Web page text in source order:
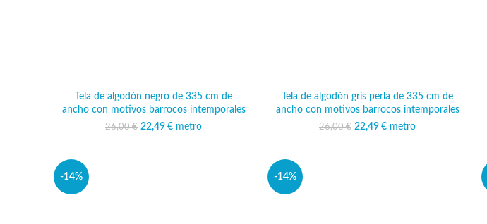
Tela de algodón negro de 335 cm de
ancho con motivos barrocos intemporales
26,00€
El precio original era:
22,49 €
El precio actual
metro
Tela de algodón gris perla de 335 cm de
ancho con motivos barrocos intemporales
26,00€
El precio original era:
22,49 €
El precio actual
metro
-14% -14%